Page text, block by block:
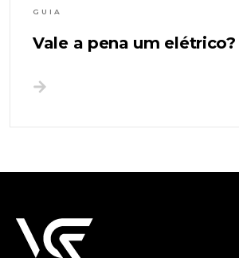
GUIA
Vale a pena um elétrico?